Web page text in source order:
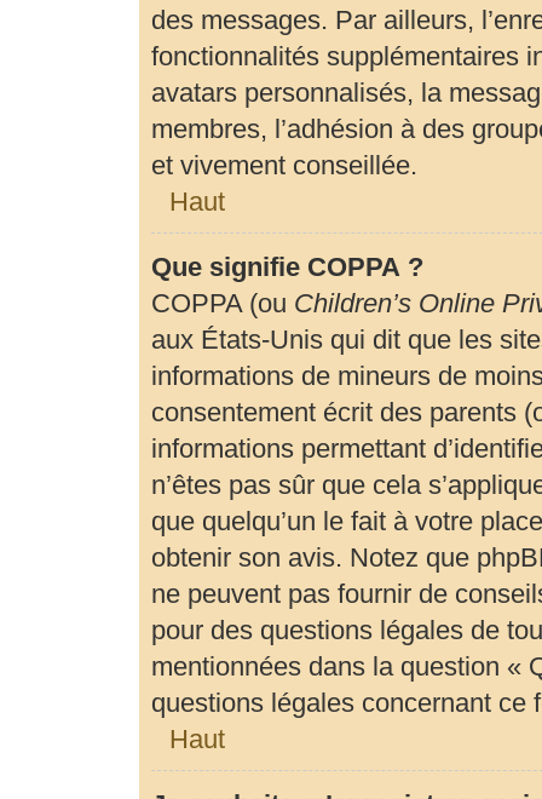
des messages. Par ailleurs,
fonctionnalités supplémentaires
avatars personnalisés, la
membres, l’adhésion à des
et vivement conseillée.
Haut
Que signifie COPPA ?
COPPA (ou Children’s Online
aux États-Unis qui dit que les
informations de mineurs de
consentement écrit des parents
informations permettant
n’êtes pas sûr que cela
que quelqu’un le fait à votre
obtenir son avis. Notez que
ne peuvent pas fournir de
pour des questions légales de
mentionnées dans la question «
questions légales concernant ce
Haut